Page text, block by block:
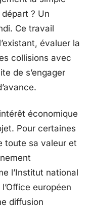
? Un
Ce travail
évaluer la
collisions avec
de s’engager
économique
Pour certaines
toute sa valeur et
l’Institut national
européen
diffusion